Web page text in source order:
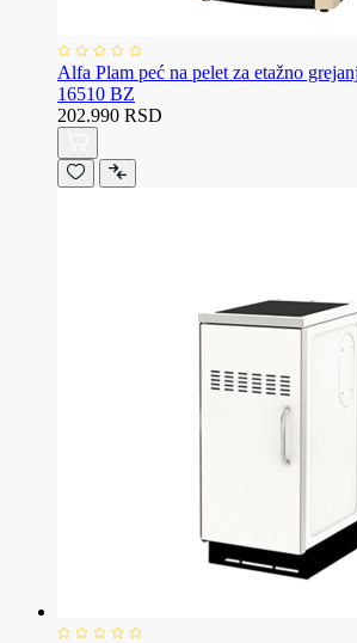
Alfa Plam peć na pelet za etažno
16510 BZ
202.990 RSD